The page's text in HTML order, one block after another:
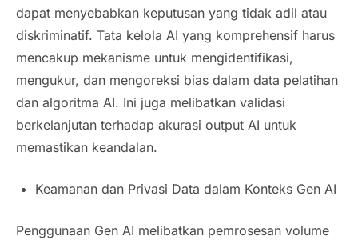
dapat menyebabkan keputusan yang tidak adil atau
diskriminatif. Tata kelola AI yang komprehensif harus
mencakup mekanisme untuk mengidentifikasi,
mengukur, dan mengoreksi bias dalam data pelatihan
dan algoritma AI. Ini juga melibatkan validasi
berkelanjutan terhadap akurasi output AI untuk
memastikan keandalan.
Keamanan dan Privasi Data dalam Konteks Gen AI
Penggunaan Gen AI melibatkan pemrosesan volume